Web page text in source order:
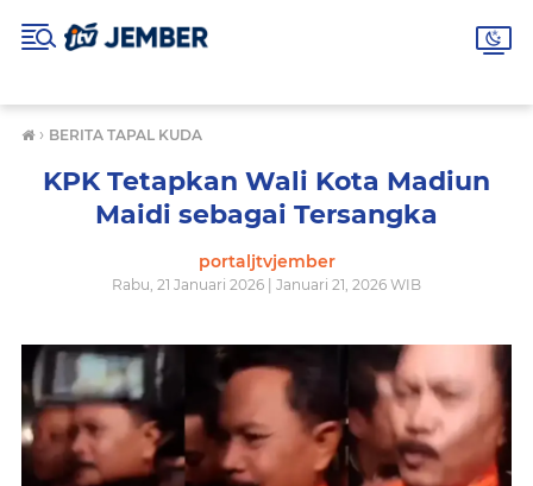
› BERITA TAPAL KUDA
KPK Tetapkan Wali Kota Madiun
Maidi sebagai Tersangka
portaljtvjember
Rabu, 21 Januari 2026 | Januari 21, 2026 WIB